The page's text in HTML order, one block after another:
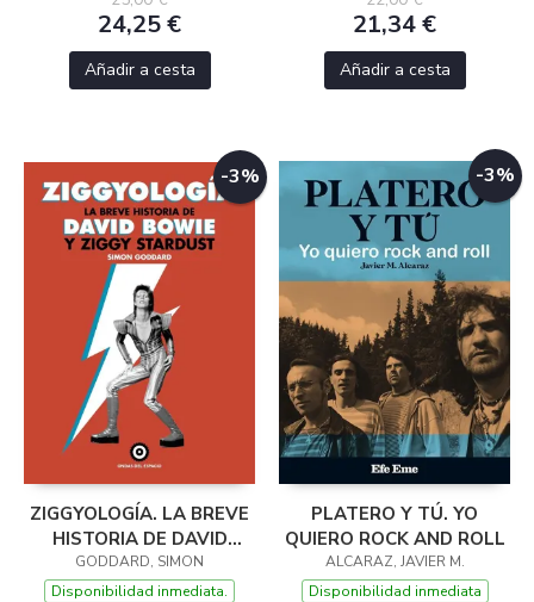
24,25 €
Añadir a cesta
21,34 €
Añadir a cesta
-3%
ZIGGYOLOGÍA. LA BREVE
HISTORIA DE DAVID
BOWIE Y ZIGGY
STARDUST
GODDARD, SIMON
Disponibilidad inmediata.
-3%
PLATERO Y TÚ. YO
QUIERO ROCK AND ROLL
ALCARAZ, JAVIER M.
Disponibilidad inmediata